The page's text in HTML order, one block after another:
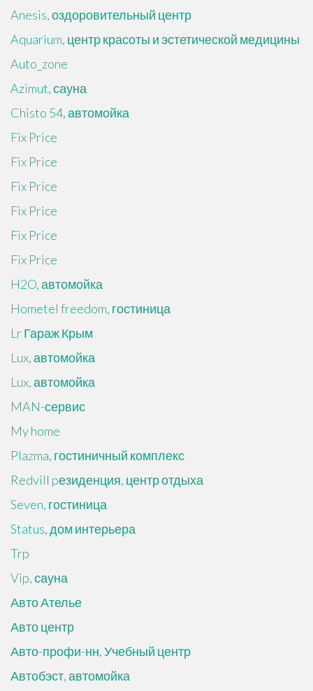
Anesis, оздоровительный центр
Aquarium, центр красоты и эстетической медицины
Auto_zone
Azimut, сауна
Chisto 54, автомойка
Fix Price
Fix Price
Fix Price
Fix Price
Fix Price
Fix Price
H2O, автомойка
Hometel freedom, гостиница
Lr Гараж Крым
Lux, автомойка
Lux, автомойка
MAN-сервис
My home
Plazma, гостиничный комплекс
Redvill pезиденция, центр отдыха
Seven, гостиница
Status, дом интерьера
Trp
Vip, сауна
Авто Ателье
Авто центр
Авто-профи-нн, Учебный центр
Автобэст, автомойка